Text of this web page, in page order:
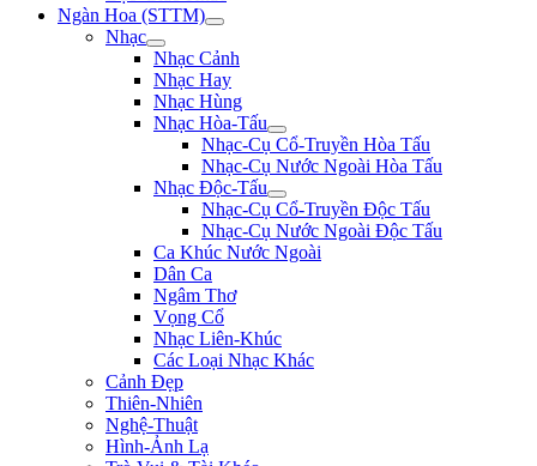
Ngàn Hoa (STTM)
Nhạc
Nhạc Cảnh
Nhạc Hay
Nhạc Hùng
Nhạc Hòa-Tấu
Nhạc-Cụ Cổ-Truyền Hòa Tấu
Nhạc-Cụ Nước Ngoài Hòa Tấu
Nhạc Độc-Tấu
Nhạc-Cụ Cổ-Truyền Độc Tấu
Nhạc-Cụ Nước Ngoài Độc Tấu
Ca Khúc Nước Ngoài
Dân Ca
Ngâm Thơ
Vọng Cổ
Nhạc Liên-Khúc
Các Loại Nhạc Khác
Cảnh Đẹp
Thiên-Nhiên
Nghệ-Thuật
Hình-Ảnh Lạ